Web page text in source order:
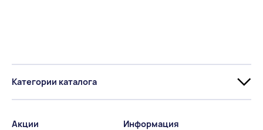
Категории каталога
Акции Информация